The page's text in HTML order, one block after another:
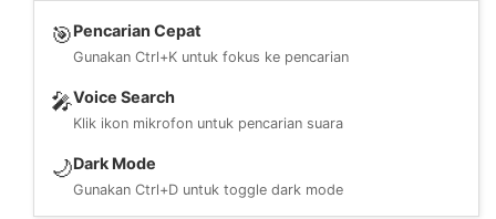
🎯Pencarian Cepat
Gunakan Ctrl+K untuk fokus ke pencarian
🎤Voice Search
Klik ikon mikrofon untuk pencarian suara
🌙Dark Mode
Gunakan Ctrl+D untuk toggle dark mode